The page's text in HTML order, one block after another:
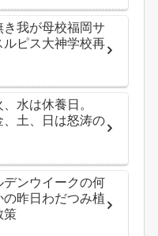
き我が母校福岡サ
ルピス大神学校再
、水は休養日。
、土、日は怒涛の
デンウイークの何
の昨日わだつみ植
策